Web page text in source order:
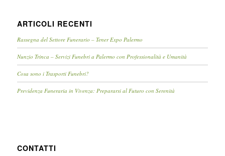
ARTICOLI RECENTI
Rassegna del Settore Funerario – Tener Expo Palermo
Nunzio Trinca – Servizi Funebri a Palermo con Professionalità e Umanità
Cosa sono i Trasporti Funebri?
Previdenza Funeraria in Vivenza: Prepararsi al Futuro con Serenità
CONTATTI